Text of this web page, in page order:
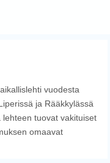
vuodesta
ja Rääkkylässä
tuovat vakituiset
omaavat